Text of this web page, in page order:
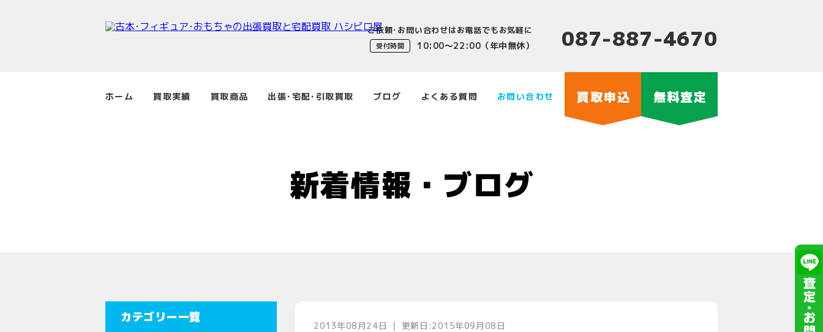
087-887-4670
ご依頼･お問い合わせはお電話でもお気軽に
受付時間 10:00〜22:00（年中無休）
ホーム 買取実績 買取商品 出張･宅配･引取買取 ブログ よくある質問 お問い合わせ 買取申込 無料査定
新着情報・ブログ
カテゴリー一覧
2013年08月24日 ｜ 更新日:2015年09月08日